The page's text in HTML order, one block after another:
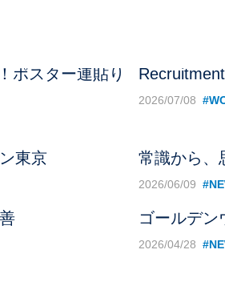
ポスター連貼り
2026/07/08
東京 常識から、
2026/06/09
ゴールデン
2026/04/28